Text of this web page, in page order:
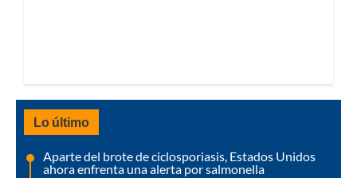
Lo último
Aparte del brote de ciclosporiasis, Estados Unidos
ahora enfrenta una alerta por salmonella